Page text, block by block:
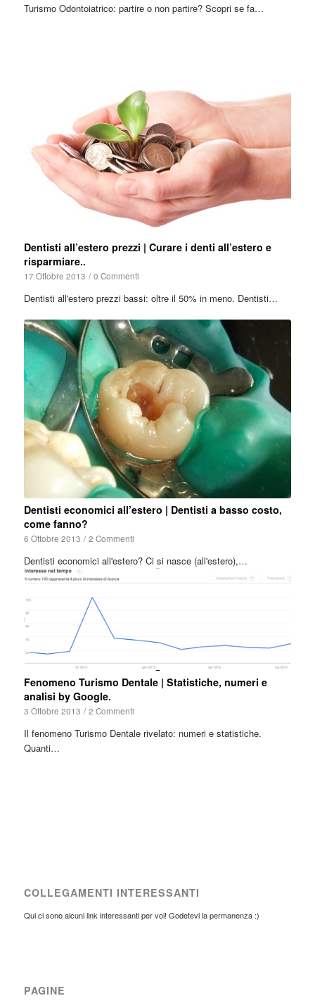
Turismo Odontoiatrico: partire o non partire? Scopri se fa…
Dentisti all’estero prezzi | Curare i denti all’estero e
risparmiare..
17 Ottobre 2013 / 0 Commenti
Dentisti all'estero prezzi bassi: oltre il 50% in meno. Dentisti…
Dentisti economici all’estero | Dentisti a basso costo,
come fanno?
6 Ottobre 2013 / 2 Commenti
Dentisti economici all'estero? Ci si nasce (all'estero),…
Fenomeno Turismo Dentale | Statistiche, numeri e
analisi by Google.
3 Ottobre 2013 / 2 Commenti
Il fenomeno Turismo Dentale rivelato: numeri e statistiche.
Quanti…
COLLEGAMENTI INTERESSANTI
Qui ci sono alcuni link interessanti per voi! Godetevi la permanenza :)
PAGINE